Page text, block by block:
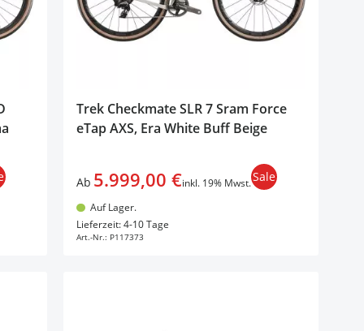
Trek Checkmate SLR 7 Sram Force
eTap AXS, Era White Buff Beige
Ab 5.999,00 €inkl. 19% Mwst.Sale
Auf Lager.
Lieferzeit: 4-10 Tage
Art.-Nr.: P117373
In den Warenkorb